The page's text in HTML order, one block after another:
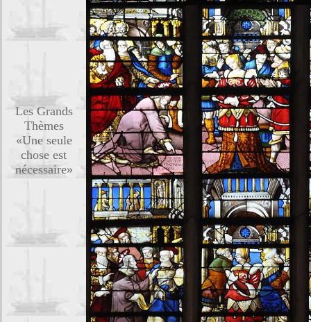
Les Grands
Thèmes
«Une seule
chose est
nécessaire»